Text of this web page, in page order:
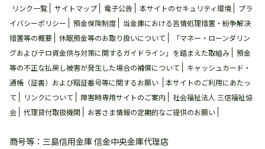
リンク一覧 サイトマップ 電⼦公告 本サイトのセキュリティ環境
プラ
イバシーポリシー
預金保険制度
当金庫における苦情処理措置・紛争解決
措置等の概要
休眠預金等のお取り扱いについて
「マネー・ローンダリン
グおよびテロ資金供与対策に関するガイドライン」を踏まえた取組み
預金
等の不正な払戻し被害が発⽣した場合の補償について
キャッシュカード・
通帳（証書）および暗証番号等に関するお願い
本サイトのご利用にあたっ
て
リンクについて 障害時専用サイトのご案内
社会福祉法人 三信福祉協
会
代理貸付取扱機関 お客さま情報の定期的なご提供のお願い
商号等：三島信用金庫 信金中央金庫代理店